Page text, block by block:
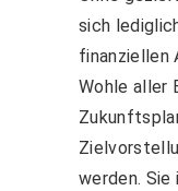
sich
finanziellen
Wohle aller
werden. Sie